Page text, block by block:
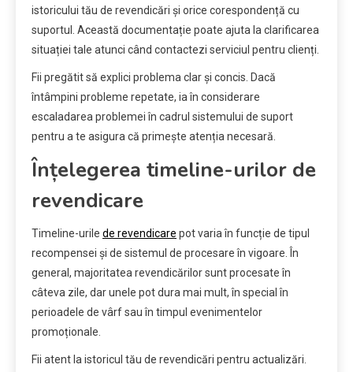
istoricului tău de revendicări și orice corespondență cu
suportul. Această documentație poate ajuta la clarificarea
situației tale atunci când contactezi serviciul pentru clienți.
Fii pregătit să explici problema clar și concis. Dacă
întâmpini probleme repetate, ia în considerare
escaladarea problemei în cadrul sistemului de suport
pentru a te asigura că primește atenția necesară.
Înțelegerea timeline-urilor de
revendicare
Timeline-urile de revendicare pot varia în funcție de tipul
recompensei și de sistemul de procesare în vigoare. În
general, majoritatea revendicărilor sunt procesate în
câteva zile, dar unele pot dura mai mult, în special în
perioadele de vârf sau în timpul evenimentelor
promoționale.
Fii atent la istoricul tău de revendicări pentru actualizări.